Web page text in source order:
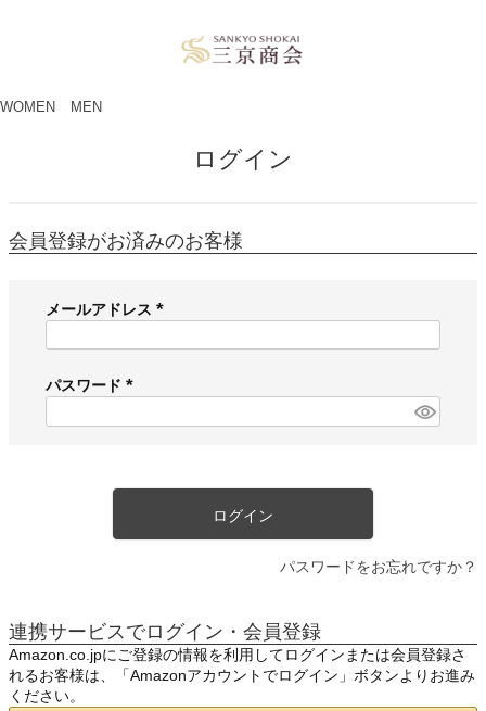
WOMEN MEN
ログイン
会員登録がお済みのお客様
メールアドレス
必
)
パスワード
必
ログイン
パスワードをお忘れですか？
連携サービスでログイン・会員登録
Amazon.co.jpにご登録の情報を利用してログインまたは会員登録さ
れるお客様は、「Amazonアカウントでログイン」ボタンよりお進み
ください。